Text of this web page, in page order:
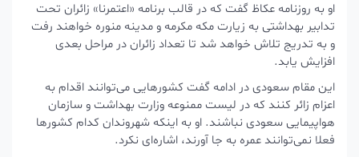
او به روزنامه عکاظ گفت که در قالب برنامه «اعتمرنا» زائران تحت
تدابیر بهداشتی به زیارت مکه مکرمه و مدینه منوره خواهند رفت
و به تدریج تلاش خواهد شد تا تعداد زائران در مراحل بعدی
افزایش یابد.
این مقام سعودی در ادامه گفت کشورهایی می‌توانند اقدام به
اعزام زائر کنند که در لیست ممنوعه وزارت بهداشت و سازمان
هواپیمایی سعودی نباشند. او به اینکه شهروندان کدام کشورها
فعلا نمی‌توانند عمره به جا آورند، اشاره‌ای نکرد.